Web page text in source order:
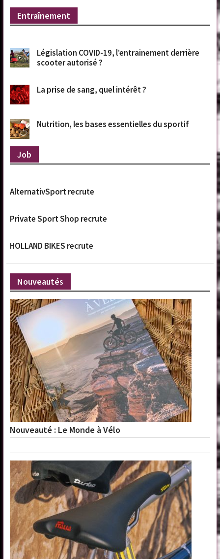
Entraînement
Législation COVID-19, l’entrainement derrière
scooter autorisé ?
La prise de sang, quel intérêt ?
Nutrition, les bases essentielles du sportif
Job
AlternativSport recrute
Private Sport Shop recrute
HOLLAND BIKES recrute
Nouveautés
Nouveauté : Le Monde à Vélo